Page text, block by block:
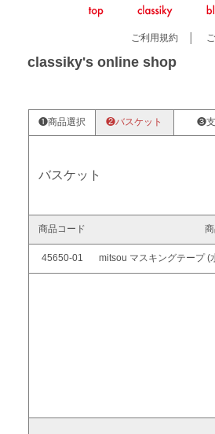
ご利用規約
classiky's online shop
❶商品選択 ❷バスケット ❸支
バスケット
商品コード
45650-01 mitsou マスキングテープ (